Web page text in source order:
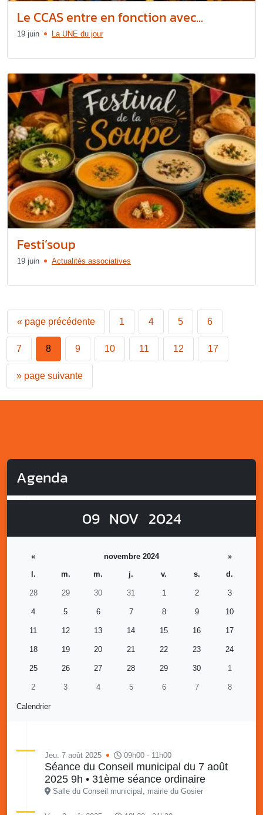
Le CCAS entre en fonction avec...
19 juin La UNE du jour
Festi’soup
19 juin Actualités associatives
« page précédente 1 4 5 6
7 8 9 10 11 12 17
» page suivante
Agenda
09 NOV 2024
Calendrier
« novembre 2024
»
l.
m. m. j. v. s. d.
28 29 30 31 1 2 3
4 5 6 7 8 9 10
11 12 13 14 15 16 17
18 19 20 21 22 23 24
25 26 27 28 29 30 1
2 3 4 5 6 7 8
Jeu. 7 août 2025 09h00 - 11h00
Séance du Conseil municipal du 7 août
2025 9h • 31ème séance ordinaire
Salle du Conseil municipal, mairie du Gosier